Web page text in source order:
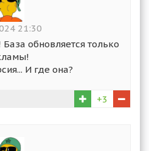
21:30
обновляется только
И где она?
+3